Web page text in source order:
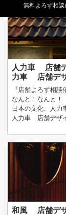
無料よろず相談
人力車 店舗
力車 店舗デ
『店舗よろず相談
なんと！なんと！
日本の文化、人力
人力車 店舗デザ
和風 店舗デ